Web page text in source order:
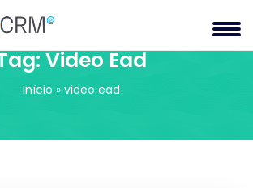
Video Ead
Início » video ead